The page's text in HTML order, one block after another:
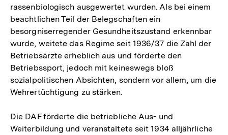
rassenbiologisch ausgewertet wurden. Als bei einem
beachtlichen Teil der Belegschaften ein
besorgniserregender Gesundheitszustand erkennbar
wurde, weitete das Regime seit 1936/37 die Zahl der
Betriebsärzte erheblich aus und förderte den
Betriebssport, jedoch mit keineswegs bloß
sozialpolitischen Absichten, sondern vor allem, um die
Wehrertüchtigung zu stärken.
Die DAF förderte die betriebliche Aus- und
Weiterbildung und veranstaltete seit 1934 alljährliche